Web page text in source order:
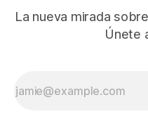
La nueva mirada
Únete